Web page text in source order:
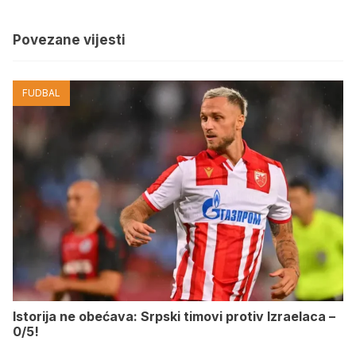
Povezane vijesti
FUDBAL
Istorija ne obećava: Srpski timovi protiv Izraelaca –
0/5!